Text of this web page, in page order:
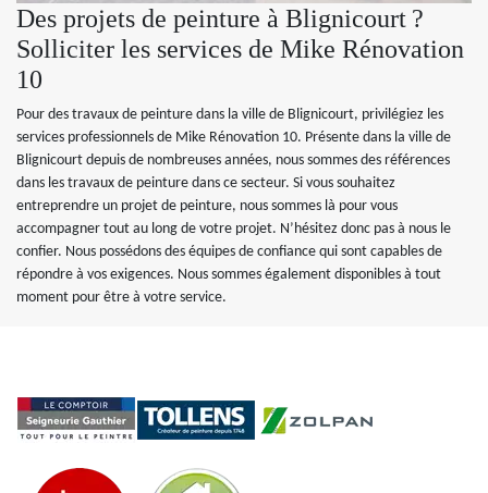
Des projets de peinture à Blignicourt ?
Solliciter les services de Mike Rénovation
10
Pour des travaux de peinture dans la ville de Blignicourt, privilégiez les
services professionnels de Mike Rénovation 10. Présente dans la ville de
Blignicourt depuis de nombreuses années, nous sommes des références
dans les travaux de peinture dans ce secteur. Si vous souhaitez
entreprendre un projet de peinture, nous sommes là pour vous
accompagner tout au long de votre projet. N’hésitez donc pas à nous le
confier. Nous possédons des équipes de confiance qui sont capables de
répondre à vos exigences. Nous sommes également disponibles à tout
moment pour être à votre service.